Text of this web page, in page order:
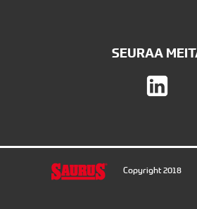
SEURAA
Copyright 2018